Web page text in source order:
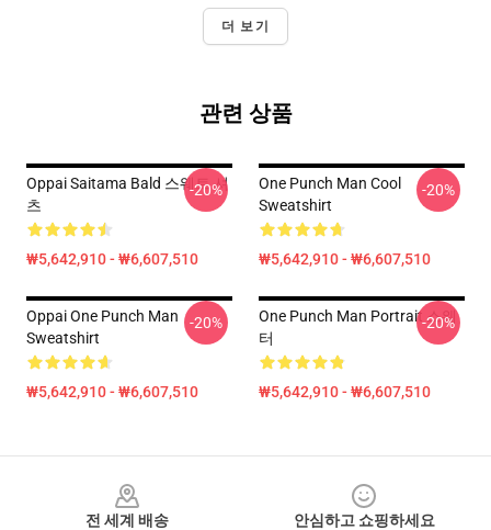
더 보기
관련 상품
Oppai Saitama Bald 스웨트 셔
츠
₩5,642,910 - ₩6,607,510
-20%
One Punch Man Cool
Sweatshirt
₩5,642,910 - ₩6,607,510
-20%
Oppai One Punch Man
Sweatshirt
₩5,642,910 - ₩6,607,510
-20%
One Punch Man Portrait 스웨
터
₩5,642,910 - ₩6,607,510
-20%
전 세계 배송
안심하고 쇼핑하세요